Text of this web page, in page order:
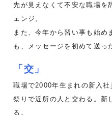
先が見えなくて不安な職場を
ェンジ。
また、今年から習い事も始め
も、メッセージを初めて送っ
「交」
職場で2000年生まれの新入
祭りで近所の人と交わる。新
る。